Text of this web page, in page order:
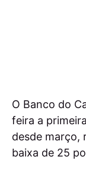
O Banco do
feira a
desde março,
baixa de 25